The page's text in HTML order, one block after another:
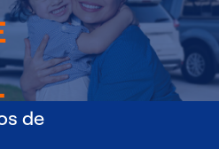
de